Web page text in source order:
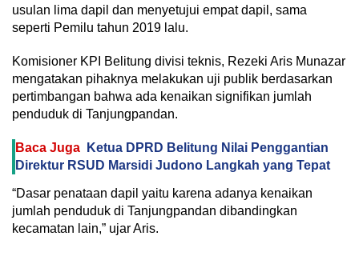
usulan lima dapil dan menyetujui empat dapil, sama
seperti Pemilu tahun 2019 lalu.
Komisioner KPI Belitung divisi teknis, Rezeki Aris Munazar
mengatakan pihaknya melakukan uji publik berdasarkan
pertimbangan bahwa ada kenaikan signifikan jumlah
penduduk di Tanjungpandan.
Baca Juga
Ketua DPRD Belitung Nilai Penggantian
Direktur RSUD Marsidi Judono Langkah yang Tepat
“Dasar penataan dapil yaitu karena adanya kenaikan
jumlah penduduk di Tanjungpandan dibandingkan
kecamatan lain,” ujar Aris.